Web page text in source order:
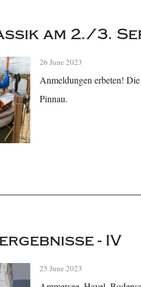
am 2./3.
26 June 2023
Anmeldungen erbeten!
Pinnau.
- IV
25 June 2023